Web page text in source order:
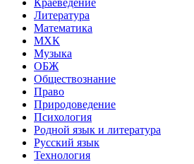
Литература
Математика
МХК
Музыка
ОБЖ
Обществознание
Право
Природоведение
Психология
Родной язык и литература
Русский язык
Технология